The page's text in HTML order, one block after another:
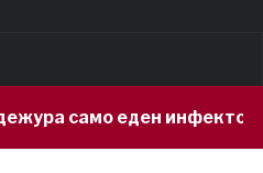
еден инфектолог